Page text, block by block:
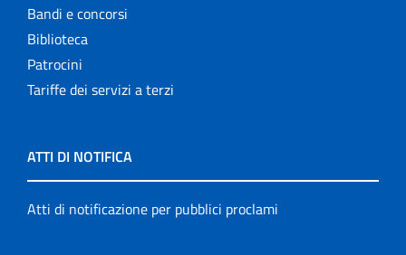
Bandi e concorsi
Biblioteca
Patrocini
Tariffe dei servizi a terzi
ATTI DI NOTIFICA
Atti di notificazione per pubblici proclami